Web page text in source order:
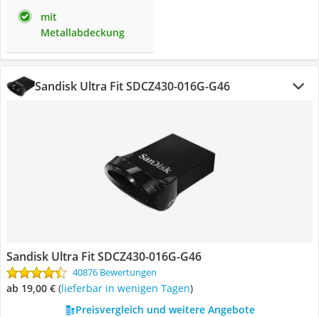
mit
Metallabdeckung
Sandisk Ultra Fit SDCZ430-016G-G46
Sandisk Ultra Fit SDCZ430-016G-G46
40876 Bewertungen
ab 19,00 € ( Lieferbar in wenigen Tagen)
Preisvergleich und weitere Angebote